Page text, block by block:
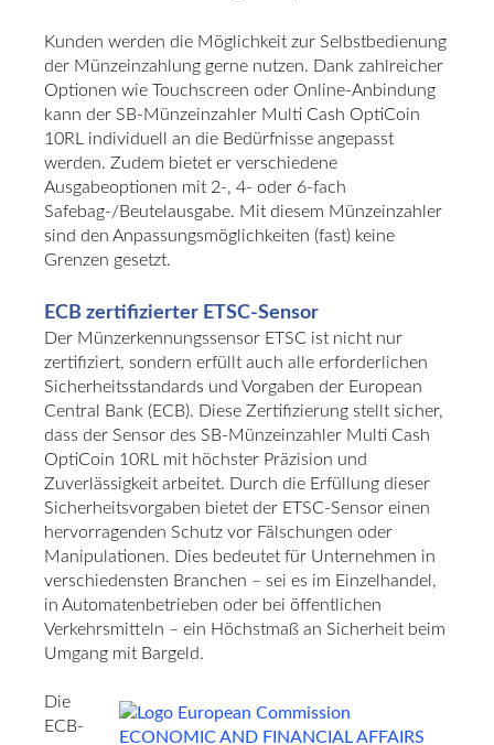
Kunden werden die Möglichkeit zur Selbstbedienung
der Münzeinzahlung gerne nutzen. Dank zahlreicher
Optionen wie Touchscreen oder Online-Anbindung
kann der SB-Münzeinzahler Multi Cash OptiCoin
10RL individuell an die Bedürfnisse angepasst
werden. Zudem bietet er verschiedene
Ausgabeoptionen mit 2-, 4- oder 6-fach
Safebag-/Beutelausgabe. Mit diesem Münzeinzahler
sind den Anpassungsmöglichkeiten (fast) keine
Grenzen gesetzt.
ECB zertifizierter ETSC-Sensor
Der Münzerkennungssensor ETSC ist nicht nur
zertifiziert, sondern erfüllt auch alle erforderlichen
Sicherheitsstandards und Vorgaben der European
Central Bank (ECB). Diese Zertifizierung stellt sicher,
dass der Sensor des SB-Münzeinzahler Multi Cash
OptiCoin 10RL mit höchster Präzision und
Zuverlässigkeit arbeitet. Durch die Erfüllung dieser
Sicherheitsvorgaben bietet der ETSC-Sensor einen
hervorragenden Schutz vor Fälschungen oder
Manipulationen. Dies bedeutet für Unternehmen in
verschiedensten Branchen – sei es im Einzelhandel,
in Automatenbetrieben oder bei öffentlichen
Verkehrsmitteln – ein Höchstmaß an Sicherheit beim
Umgang mit Bargeld.
Die
ECB-